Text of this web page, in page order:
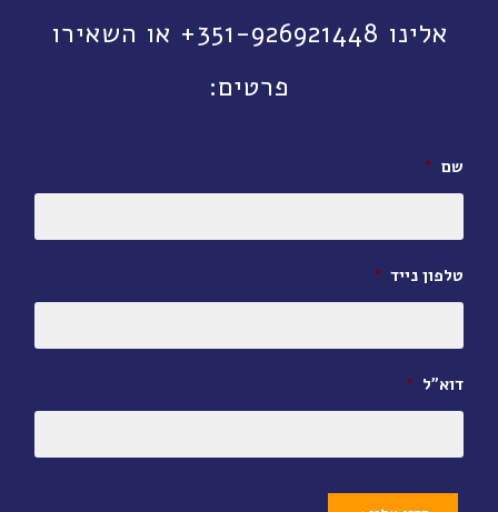
אלינו 351-926921448+ או השאירו
פרטים:
שם *
טלפון נייד *
דוא״ל *